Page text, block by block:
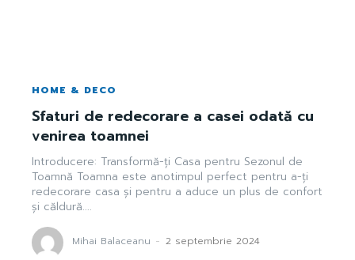
HOME & DECO
Sfaturi de redecorare a casei odată cu
venirea toamnei
Introducere: Transformă-ți Casa pentru Sezonul de
Toamnă Toamna este anotimpul perfect pentru a-ți
redecorare casa și pentru a aduce un plus de confort
și căldură....
Mihai Balaceanu - 2 septembrie 2024